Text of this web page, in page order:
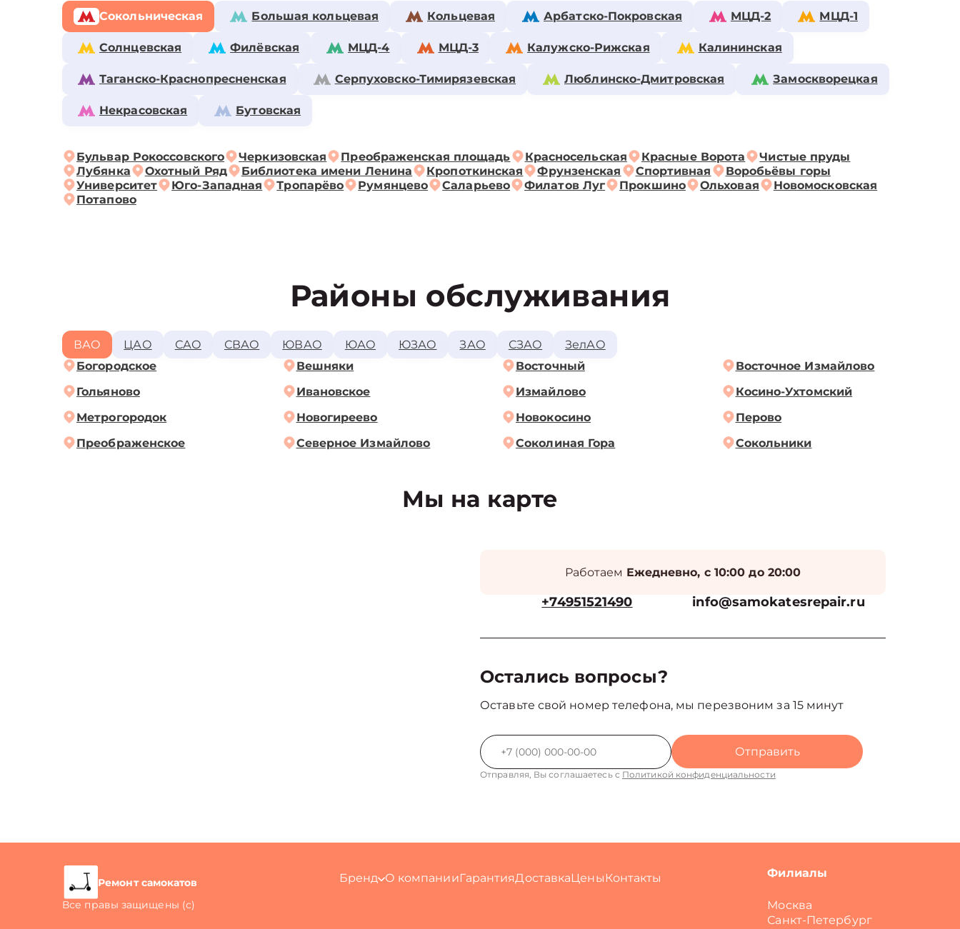
Сокольническая Большая кольцевая Кольцевая Арбатско-Покровская МЦД-2 МЦД-1
Солнцевская Филёвская МЦД-4 МЦД-3 Калужско-Рижская Калининская
Таганско-Краснопресненская Серпуховско-Тимирязевская Люблинско-Дмитровская Замоскворецкая
Некрасовская Бутовская
Бульвар Рокоссовского Черкизовская Преображенская площадь Красносельская Красные Ворота
Чистые пруды
Лубянка
Охотный Ряд Библиотека имени Ленина Кропоткинская Фрунзенская Спортивная
Воробьёвы горы
Университет
Юго-Западная Тропарёво Румянцево Саларьево Филатов Луг Прокшино Ольховая
Новомосковская
Потапово
Районы обслуживания
ВАО ЦАО САО СВАО ЮВАО ЮАО ЮЗАО ЗАО СЗАО
ЗелАО
Богородское
Вешняки Восточный
Восточное Измайлово
Гольяново
Ивановское Измайлово
Косино-Ухтомский
Метрогородок
Новогиреево Новокосино
Перово
Преображенское
Северное Измайлово Соколиная Гора Сокольники
Мы на карте
Работаем Ежедневно, с 10:00 до 20:00
+74951521490 info@samokatesrepair.ru
Остались вопросы?
Оставьте свой номер телефона, мы перезвоним за 15 минут
Отправить
Отправляя, Вы соглашаетесь с Политикой конфиденциальности
Ремонт самокатов
Все правы защищены (с)
Бренд О компанииГарантияДоставкаЦены Контакты Филиалы
Москва
Санкт-Петербург